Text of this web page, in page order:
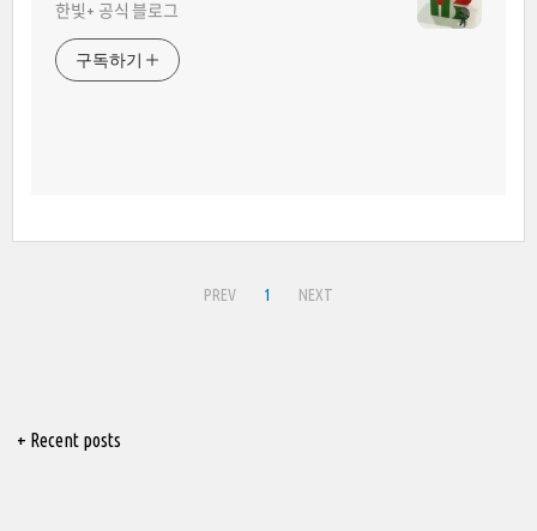
한빛+ 공식 블로그
구독하기
PREV 1 NEXT
+ Recent posts